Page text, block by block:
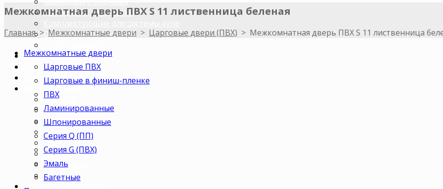
Доводчики для дверей
Ограничитель дверной
Погонажные изделия
Строительные двери
ДВЕРИ ПО ПАРАМЕТРАМ
Двери по цветам
Светлые
Темные
Бежевые
Венге
Орех
Беленый дуб
Коричневые
Серые
Двери по назначению
Межкомнатная дверь ПВХ S 11 лиственница беленая
Главная> Межкомнатные двери > Царговые двери (ПВХ) > Межкомнатная дверь ПВХ S 11 лиственница
Межкомнатные двери
Царговые ПВХ
Царговые в финиш-пленке
ПВХ
Ламинированные
Шпонированные
Серия Q (ПП)
Серия G (ПВХ)
Эмаль
Багетные